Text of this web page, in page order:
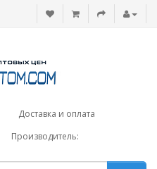
Доставка и оплата
Производитель: